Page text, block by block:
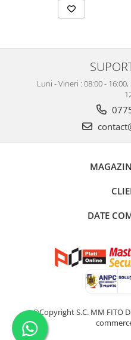
Luni - Vineri : 08:00 -
DATE
©Copyright S.C. MM FITO